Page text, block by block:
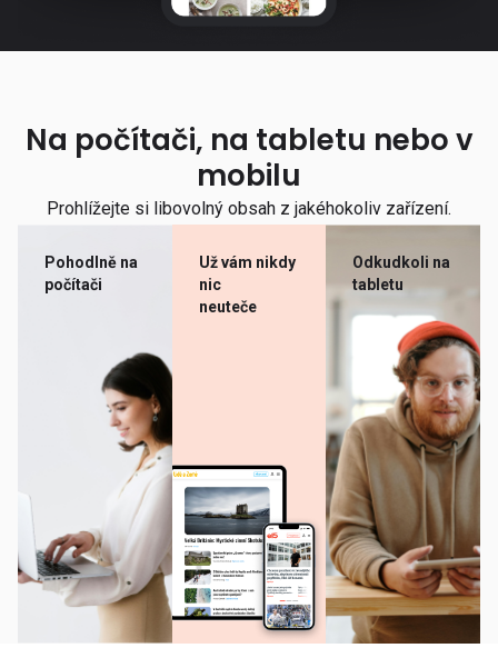
Na počítači, na tabletu nebo v
mobilu
Prohlížejte si libovolný obsah z jakéhokoliv zařízení.
Pohodlně na
počítači
Už vám nikdy
nic
neuteče
Odkudkoli na
tabletu